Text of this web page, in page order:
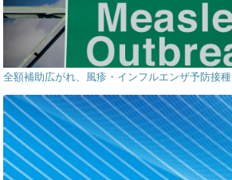
全額補助広がれ、風疹・インフルエンザ予防接種